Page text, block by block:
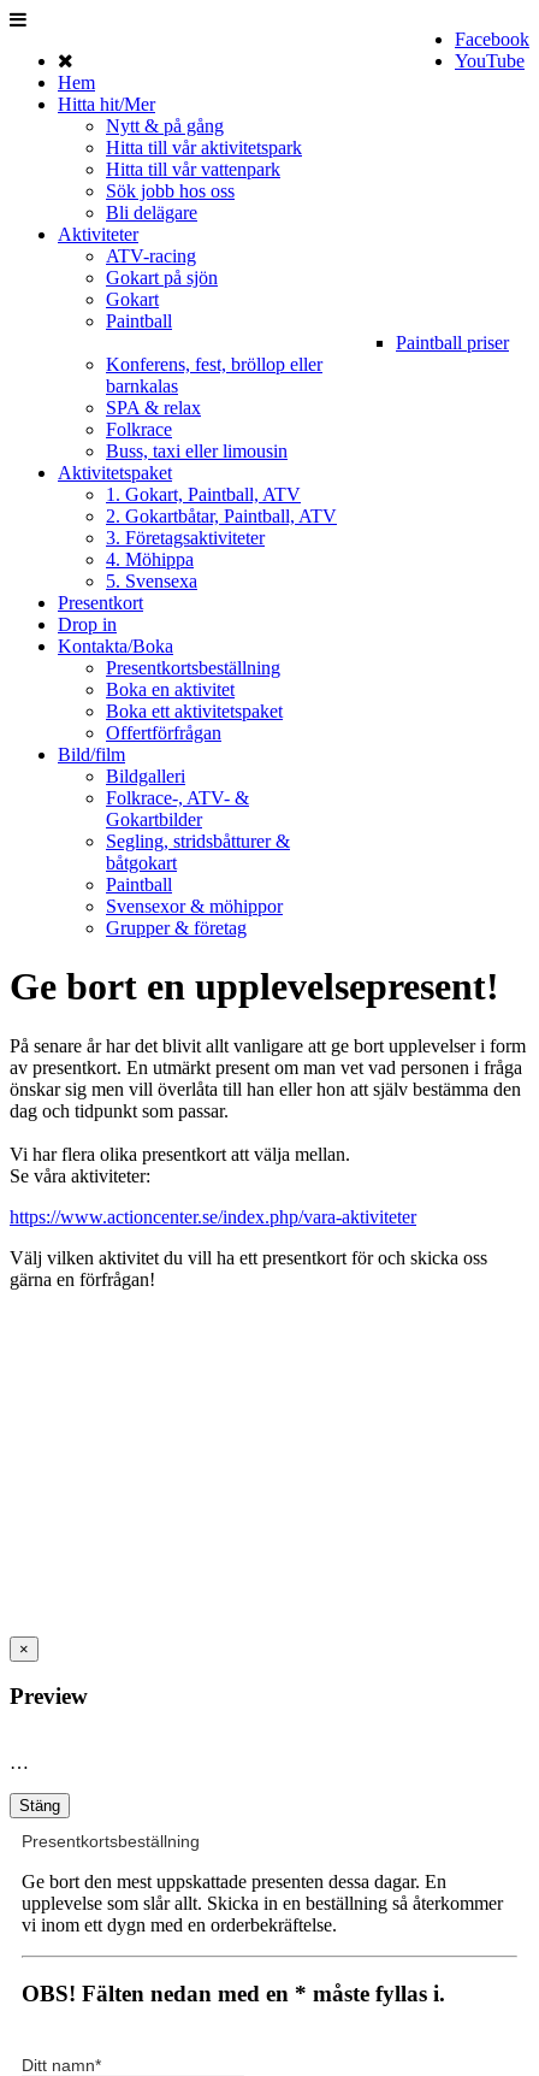
Facebook
YouTube
Hem
Hitta hit/Mer
Nytt & på gång
Hitta till vår aktivitetspark
Hitta till vår vattenpark
Sök jobb hos oss
Bli delägare
Aktiviteter
ATV-racing
Gokart på sjön
Gokart
Paintball
Paintball priser
Konferens, fest, bröllop eller
barnkalas
SPA & relax
Folkrace
Buss, taxi eller limousin
Aktivitetspaket
1. Gokart, Paintball, ATV
2. Gokartbåtar, Paintball, ATV
3. Företagsaktiviteter
4. Möhippa
5. Svensexa
Presentkort
Drop in
Kontakta/Boka
Presentkortsbeställning
Boka en aktivitet
Boka ett aktivitetspaket
Offertförfrågan
Bild/film
Bildgalleri
Folkrace-, ATV- &
Gokartbilder
Segling, stridsbåtturer &
båtgokart
Paintball
Svensexor & möhippor
Grupper & företag
Ge bort en upplevelsepresent!
På senare år har det blivit allt vanligare att ge bort upplevelser i form
av presentkort. En utmärkt present om man vet vad personen i fråga
önskar sig men vill överlåta till han eller hon att själv bestämma den
dag och tidpunkt som passar.
Vi har flera olika presentkort att välja mellan.
Se våra aktiviteter:
https://www.actioncenter.se/index.php/vara-aktiviteter
Välj vilken aktivitet du vill ha ett presentkort för och skicka oss
gärna en förfrågan!
×
Preview
…
Stäng
Presentkortsbeställning
Ge bort den mest uppskattade presenten dessa dagar. En
upplevelse som slår allt. Skicka in en beställning så återkommer
vi inom ett dygn med en orderbekräftelse.
OBS! Fälten nedan med en * måste fyllas i.
Ditt namn*